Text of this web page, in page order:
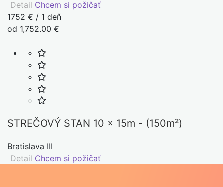
Detail Chcem si požičať
1752 € / 1 deň
od 1,752.00 €
STREČOVÝ STAN 10 x 15m - (150m²)
Bratislava III
Detail Chcem si požičať